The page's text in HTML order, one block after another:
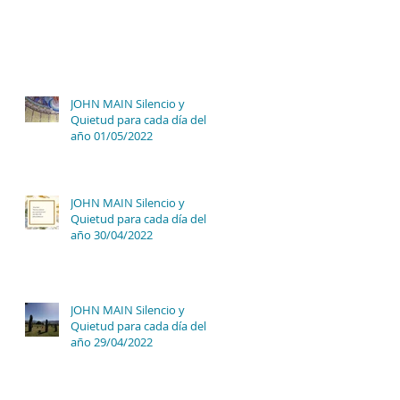
JOHN MAIN Silencio y
Quietud para cada día del
año 01/05/2022
JOHN MAIN Silencio y
Quietud para cada día del
año 30/04/2022
JOHN MAIN Silencio y
Quietud para cada día del
año 29/04/2022